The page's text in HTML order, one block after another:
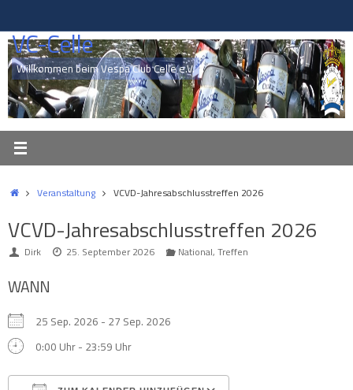
springen
VC-Celle
Willkommen beim Vespa Club Celle e.V.
StartVeranstaltung VCVD-Jahresabschlusstreffen 2026
VCVD-Jahresabschlusstreffen 2026
Dirk 25. September 2026 National, Treffen
WANN
25 Sep. 2026 - 27 Sep. 2026
0:00 Uhr - 23:59 Uhr